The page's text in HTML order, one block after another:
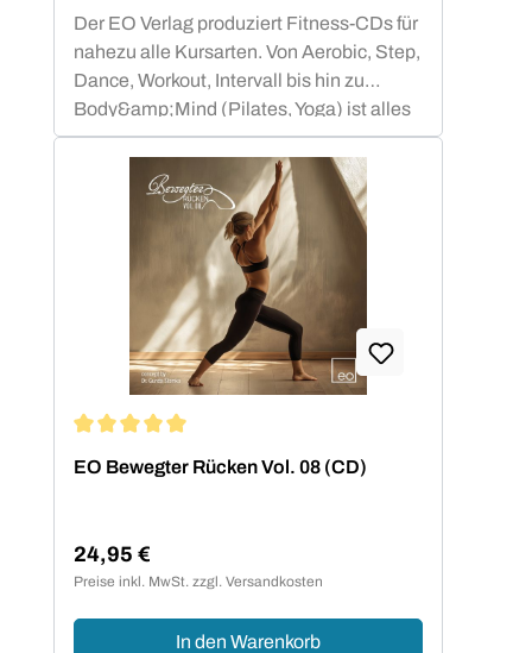
Der EO Verlag produziert Fitness-CDs für
nahezu alle Kursarten. Von Aerobic, Step,
Dance, Workout, Intervall bis hin zu
Body&amp;Mind (Pilates, Yoga) ist alles
abgedeckt.Neben Compilations mit
bekannten Chart-&amp; Radio Hits
haben sich die gemafreien
Eigenkompositionen auf dem Markt einen
ganz besonderen Namen gemacht.
EO Bewegter Rücken Vol. 08 (CD)
Regulärer Preis:
24,95 €
Preise inkl. MwSt. zzgl. Versandkosten
In den Warenkorb